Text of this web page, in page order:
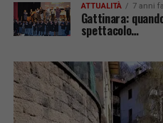
ATTUALITÀ 7 anni fa
Gattinara:
spettacolo…